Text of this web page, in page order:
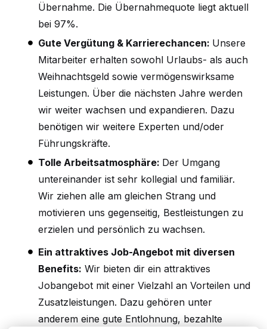
Übernahme. Die Übernahmequote liegt aktuell
bei 97%.
Gute Vergütung & Karrierechancen: Unsere
Mitarbeiter erhalten sowohl Urlaubs- als auch
Weihnachtsgeld sowie vermögenswirksame
Leistungen. Über die nächsten Jahre werden
wir weiter wachsen und expandieren. Dazu
benötigen wir weitere Experten und/oder
Führungskräfte.
Tolle Arbeitsatmosphäre: Der Umgang
untereinander ist sehr kollegial und familiär.
Wir ziehen alle am gleichen Strang und
motivieren uns gegenseitig, Bestleistungen zu
erzielen und persönlich zu wachsen.
Ein attraktives Job-Angebot mit diversen
Benefits: Wir bieten dir ein attraktives
Jobangebot mit einer Vielzahl an Vorteilen und
Zusatzleistungen. Dazu gehören unter
anderem eine gute Entlohnung, bezahlte